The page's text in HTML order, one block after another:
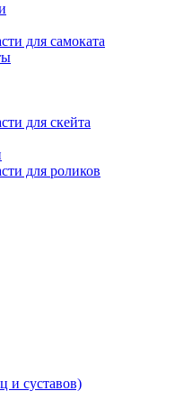
для самоката
для скейта
для роликов
и суставов)